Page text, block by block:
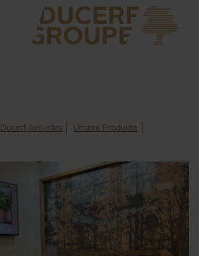
Ducerf Aktuelles
Unsere Produkte